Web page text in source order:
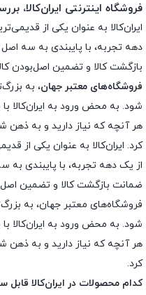
فروشگاه اینترنتی ایران‌کالا،
ایران‌کالا به عنوان یکی از
بازگشت کالا و تضمین اصل‌بودن
فروشگاه‌های معتبر جهان، به
شود. به محض ورود به ایران‌کالا
هر آنچه که نیاز دارید و به ذهن
کرد. ایران‌کالا به عنوان یکی از
ضمانت بازگشت کالا و تضمین
فروشگاه‌های معتبر جهان، به
شود. به محض ورود به ایران‌کالا
هر آنچه که نیاز دارید و به ذهن
کرد.
کدام محصولات در ایران‌کالا